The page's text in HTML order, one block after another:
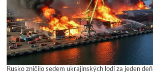
Rusko zničilo sedem ukrajinských lodí za jeden deň